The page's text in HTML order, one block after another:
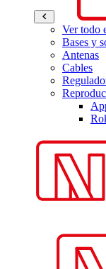
Ver todo
Bases y
Antenas
Cables